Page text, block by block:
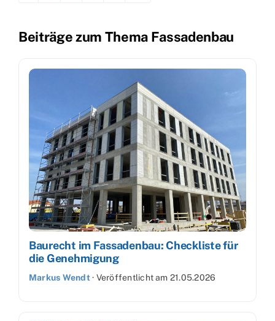
Beiträge zum Thema Fassadenbau
Baurecht im Fassadenbau: Checkliste für
die Genehmigung
Markus Wendt· Veröffentlicht am 21.05.2026